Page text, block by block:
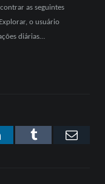
as seguintes
o usuário
diárias…
LinkedInTumblr